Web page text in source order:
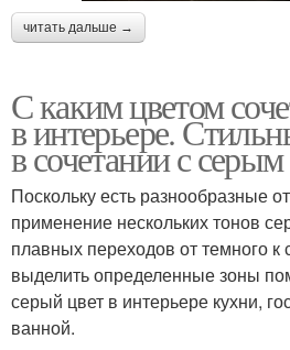
читать дальше →
С каким цветом
в интерьере.
в сочетании с серым
Поскольку есть разнообразные
применение нескольких тонов
плавных переходов от темного к
выделить определенные зоны
серый цвет в интерьере кухни,
ванной.